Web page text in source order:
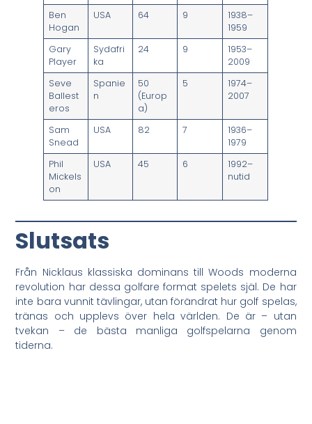
Ben
Hogan
USA 64 9
1938–
1959
Gary
Player
Sydafri
ka
24 9
1953–
2009
Seve
Ballest
eros
Spanie
n
50
(Europ
a)
5
1974–
2007
Sam
Snead
USA 82 7
1936–
1979
Phil
Mickels
on
USA 45 6
1992–
nutid
Slutsats
Från Nicklaus klassiska dominans till Woods moderna
revolution har dessa golfare format spelets själ. De har
inte bara vunnit tävlingar, utan förändrat hur golf spelas,
tränas och upplevs över hela världen. De är – utan
tvekan – de bästa manliga golfspelarna genom
tiderna.